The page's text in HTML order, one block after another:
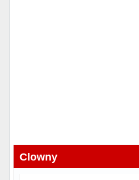
Clowny